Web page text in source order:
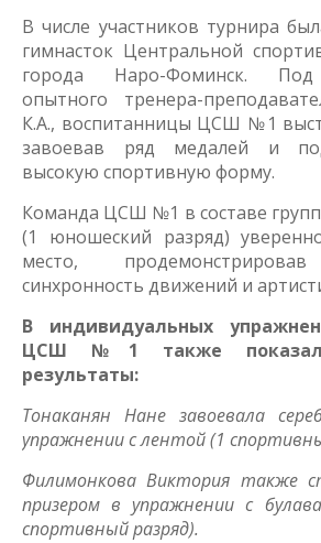
В числе участников турнира
гимнасток Центральной
города Наро-Фоминск. Под
опытного тренера-
К.А., воспитанницы ЦСШ №1
завоевав ряд медалей и
высокую спортивную форму.
Команда ЦСШ №1 в составе
(1 юношеский разряд)
место,
синхронность движений и
В индивидуальных
ЦСШ №1 также показали
результаты:
Тонаканян Нане завоевала
упражнении с лентой (1
Филимонкова Виктория также
призером в упражнении с
спортивный разряд).